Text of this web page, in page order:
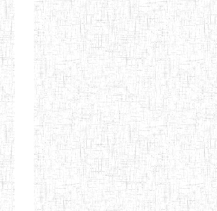
ENIEG DE
NKONGSAMBA
01/01/1958 ENIEG
ENIEG DE
YABASSI
01/11/2001 ENIEG
ENBIEG
D'EDEA
01/01/1975 ENIEG
ENBIEG DE
DOUALA
25/08/1986 ENIEG
ENIET DE
DOUALA
05/11/1998 ENIET
ENIET DE 05/08/2010 ENIET